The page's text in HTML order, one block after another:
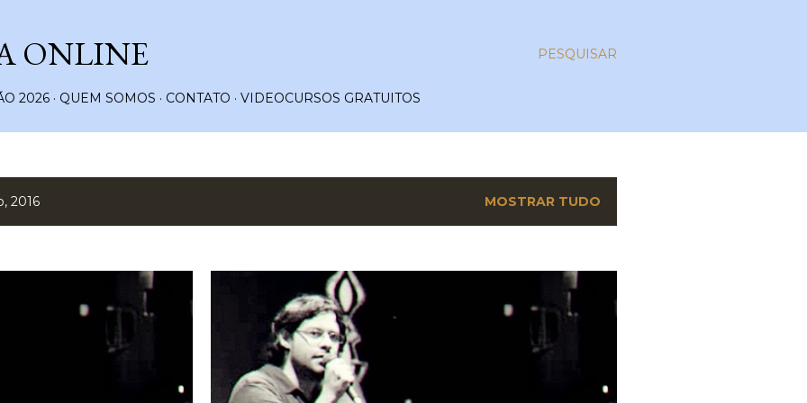
PESQUISAR
ONLINE
2026 QUEM SOMOS CONTATO VIDEOCURSOS GRATUITOS
2016 MOSTRAR TUDO